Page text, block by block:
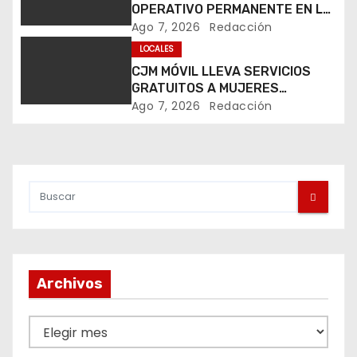
ó
a
d
OPERATIVO PERMANENTE EN LA
FENAPO 2026
Ago 7, 2026 Redacción
LOCALES
CJM MÓVIL LLEVA SERVICIOS
GRATUITOS A MUJERES
DURANTE LA FENAPO 2026
Ago 7, 2026 Redacción
Archivos
r